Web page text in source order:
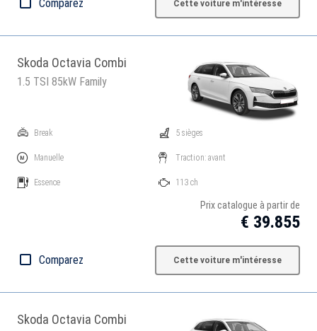
Comparez Cette voiture m'intéresse
Skoda Octavia Combi
1.5 TSI 85kW Family
Break
Manuelle
Essence
5 sièges
Traction: avant
113 ch
Prix catalogue à partir de
€ 39.855
Comparez Cette voiture m'intéresse
Skoda Octavia Combi